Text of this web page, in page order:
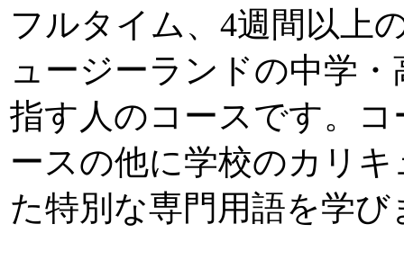
フルタイム、4週間以上
ュージーランドの中学
指す人のコースです。
ースの他に学校のカリ
た特別な専門用語を学び